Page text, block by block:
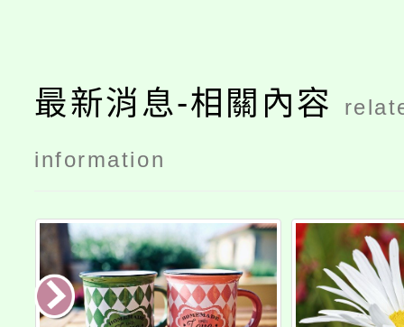
最新消息-相關內容
information